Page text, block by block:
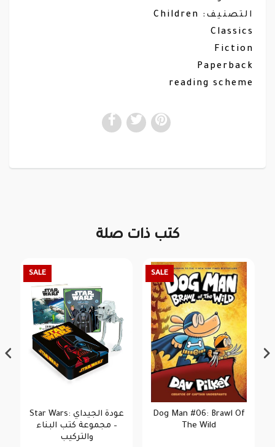
التصنيف: Children
Classics
Fiction
Paperback
reading scheme
كتب ذات صلة
SALE
Star Wars: عودة الجيداي
– مجموعة كتب البناء
والتركيب
SALE
Dog Man #06: Brawl Of
The Wild